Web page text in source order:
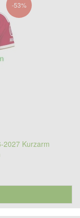
-53%
2027 Kurzarm